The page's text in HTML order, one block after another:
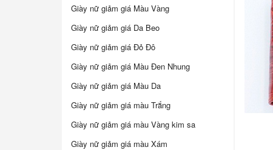
Giày nữ giảm giá Màu Vàng
Giày nữ giảm giá Da Beo
Giày nữ giảm giá Đỏ Đô
Giày nữ giảm giá Màu Đen Nhung
Giày nữ giảm giá Màu Da
Giày nữ giảm giá màu Trắng
Giày nữ giảm giá màu Vàng kim sa
Giày nữ giảm giá màu Xám